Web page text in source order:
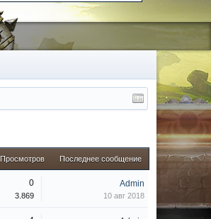
Просмотров Последнее сообщение
0
3.869
Admin
10 авг 2018